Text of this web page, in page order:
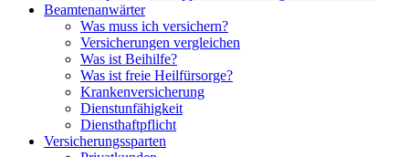
Beamtenanwärter
Was muss ich versichern?
Versicherungen vergleichen
Was ist Beihilfe?
Was ist freie Heilfürsorge?
Krankenversicherung
Dienstunfähigkeit
Diensthaftpflicht
Versicherungssparten